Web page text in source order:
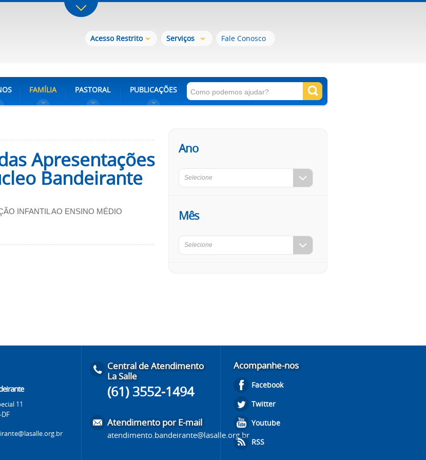
Acesso Restrito Serviços Fale Conosco
FAMÍLIA PASTORAL PUBLICAÇÕES
Apresentações
Bandeirante
INFANTIL AO ENSINO MÉDIO
Ano
Selecione
Mês
Selecione
11
Central de Atendimento
La Salle
(61) 3552-1494
Atendimento por E-mail
atendimento.bandeirante@lasalle.org.br
Acompanhe-nos
Facebook
Twitter
Youtube
RSS